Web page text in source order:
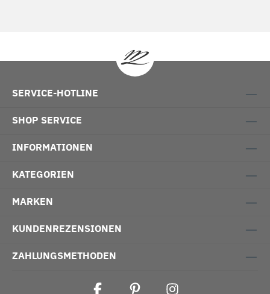
SERVICE-HOTLINE
SHOP SERVICE
INFORMATIONEN
KATEGORIEN
MARKEN
KUNDENREZENSIONEN
ZAHLUNGSMETHODEN